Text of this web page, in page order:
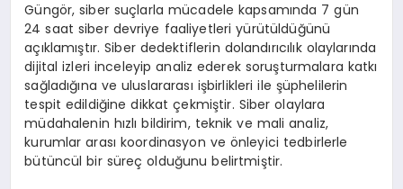
Güngör, siber suçlarla mücadele kapsamında 7 gün
24 saat siber devriye faaliyetleri yürütüldüğünü
açıklamıştır. Siber dedektiflerin dolandırıcılık olaylarında
dijital izleri inceleyip analiz ederek soruşturmalara katkı
sağladığına ve uluslararası işbirlikleri ile şüphelilerin
tespit edildiğine dikkat çekmiştir. Siber olaylara
müdahalenin hızlı bildirim, teknik ve mali analiz,
kurumlar arası koordinasyon ve önleyici tedbirlerle
bütüncül bir süreç olduğunu belirtmiştir.